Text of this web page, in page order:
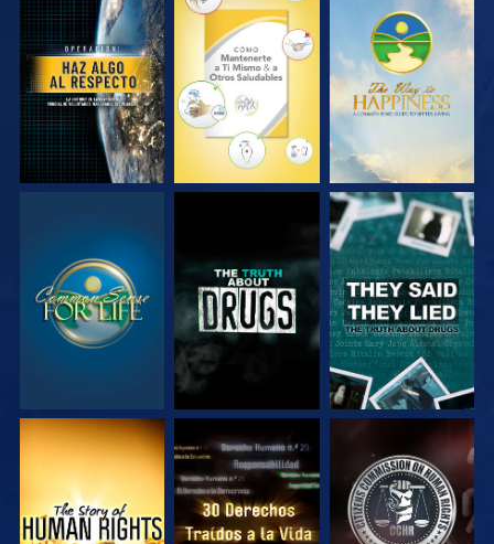
VE VE VE
VE VE
VE VE VE